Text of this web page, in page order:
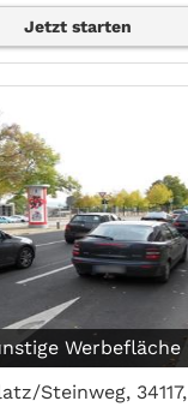
Jetzt starten
Werbefläche
Steinweg, 34117,